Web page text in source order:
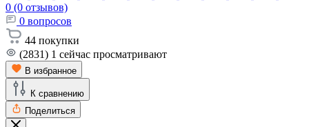
0 (0 отзывов)
0 вопросов
44 покупки
(2831) 1 сейчас просматривают
В избранное
К сравнению
Поделиться